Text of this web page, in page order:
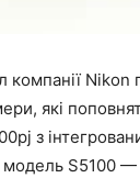
компанії Nikon
які
з
S5100 —